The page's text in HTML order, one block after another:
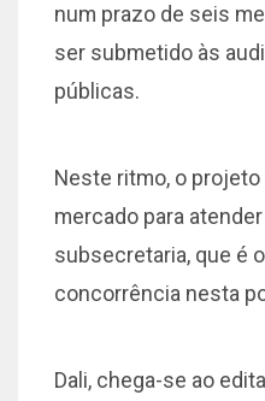
num prazo de seis
ser submetido às
públicas.
Neste ritmo, o
mercado para
subsecretaria, que é
concorrência nesta
Dali, chega-se ao